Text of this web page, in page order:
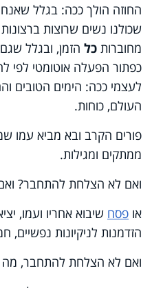
החוזה הולך ככה: בגלל
שכולנו נשים שרוצות
מחוברות כל הזמן, ובגלל
כפתור הפעלה אוטומטי לפי
לעצמי ככה: הימים הטובים
העולם, כוחות.
פורים הקרב ובא מביא עמו
ממתקים ומגילות.
ואם לא הצלחת להתחבר?
או פסח שיבוא אחריו ועמו,
הזדמנות לניקיונות נפשיים,
ואם לא הצלחת להתחבר,